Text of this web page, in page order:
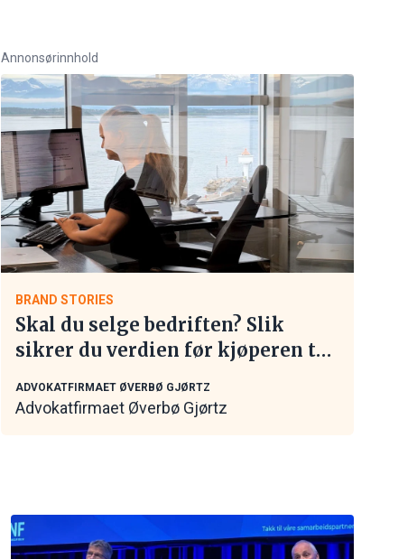
Annonsørinnhold
BRAND STORIES
Skal du selge bedriften? Slik
sikrer du verdien før kjøperen tar
ADVOKATFIRMAET ØVERBØ GJØRTZ
Advokatfirmaet Øverbø Gjørtz